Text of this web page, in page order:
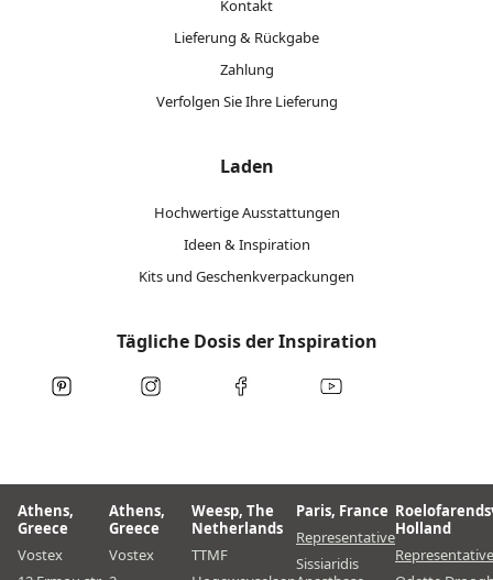
Kontakt
Lieferung & Rückgabe
Zahlung
Verfolgen Sie Ihre Lieferung
Laden
Hochwertige Ausstattungen
Ideen & Inspiration
Kits und Geschenkverpackungen
Tägliche Dosis der Inspiration
Athens,
Greece
Vostex
Athens,
Greece
Vostex
Weesp, The
Netherlands
TTMF
Paris, France
Representative
Sissiaridis
Holland
Representative